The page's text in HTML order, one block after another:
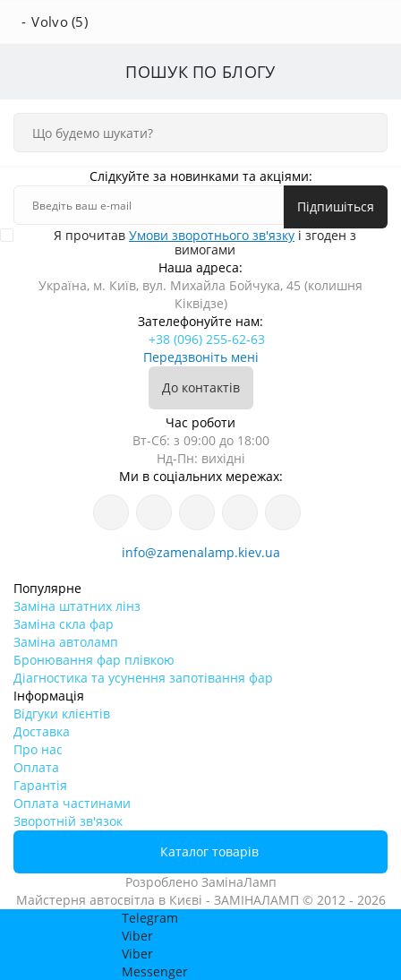
Volvo (5)
ПОШУК ПО БЛОГУ
Слідкуйте за новинками та акціями:
Підпишіться
Я прочитав Умови зворотнього зв'язку і згоден з
вимогами
Наша адреса:
Україна, м. Київ, вул. Михайла Бойчука, 45 (колишня
Кіквідзе)
Зателефонуйте нам:
+38 (096) 255-62-63
Передзвоніть мені
До контактів
Час роботи
Вт-Сб: з 09:00 до 18:00
Нд-Пн: вихідні
Ми в соціальних мережах:
info@zamenalamp.kiev.ua
Популярне
Заміна штатних лінз
Заміна скла фар
Заміна автоламп
Бронювання фар плівкою
Діагностика та усунення запотівання фар
Інформація
Відгуки клієнтів
Доставка
Про нас
Оплата
Гарантія
Оплата частинами
Зворотній зв'язок
Каталог товарів
Розроблено ЗамінаЛамп
Майстерня автосвітла в Києві - ЗАМІНАЛАМП © 2012 - 2026
Telegram
Viber
Viber
Messenger